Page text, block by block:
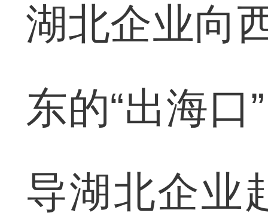
湖北企业向
东的“出海
导湖北企业